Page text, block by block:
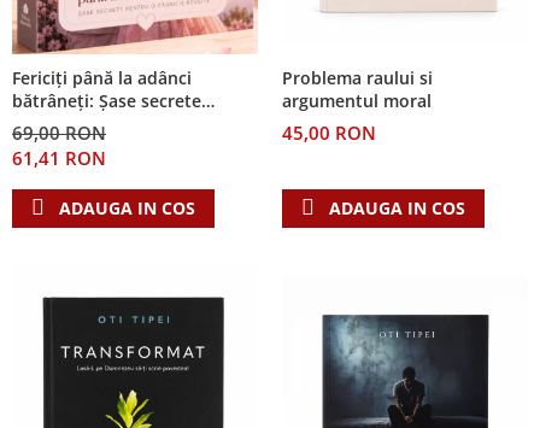
Fericiți până la adânci
bătrâneți: Șase secrete
pentru o căsnicie reușită
69,00 RON
61,41 RON
ADAUGA IN COS
Problema raului si
argumentul moral
45,00 RON
ADAUGA IN COS